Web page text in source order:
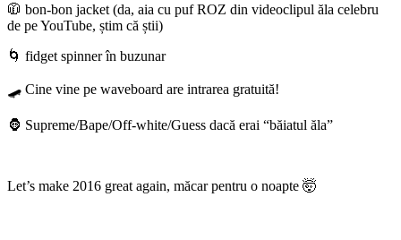
🧥 bon-bon jacket (da, aia cu puf ROZ din videoclipul ăla celebru
de pe YouTube, știm că știi)
🌀 fidget spinner în buzunar
🛹 Cine vine pe waveboard are intrarea gratuită!
🦍 Supreme/Bape/Off-white/Guess dacă erai “băiatul ăla”
Let’s make 2016 great again, măcar pentru o noapte 🤯